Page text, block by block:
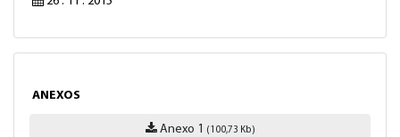
ANEXOS
Anexo 1 (100,73 Kb)